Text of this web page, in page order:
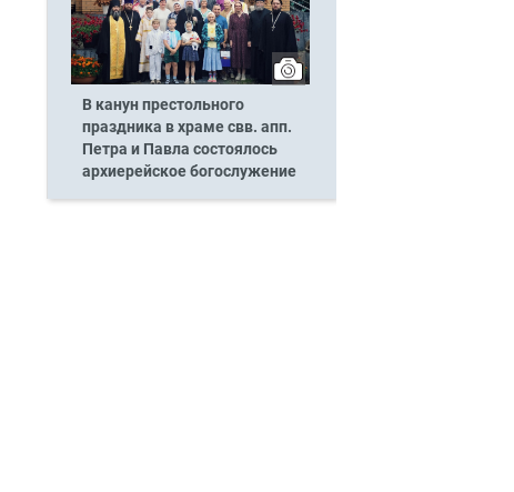
В канун престольного
праздника в храме свв. апп.
Петра и Павла состоялось
архиерейское богослужение